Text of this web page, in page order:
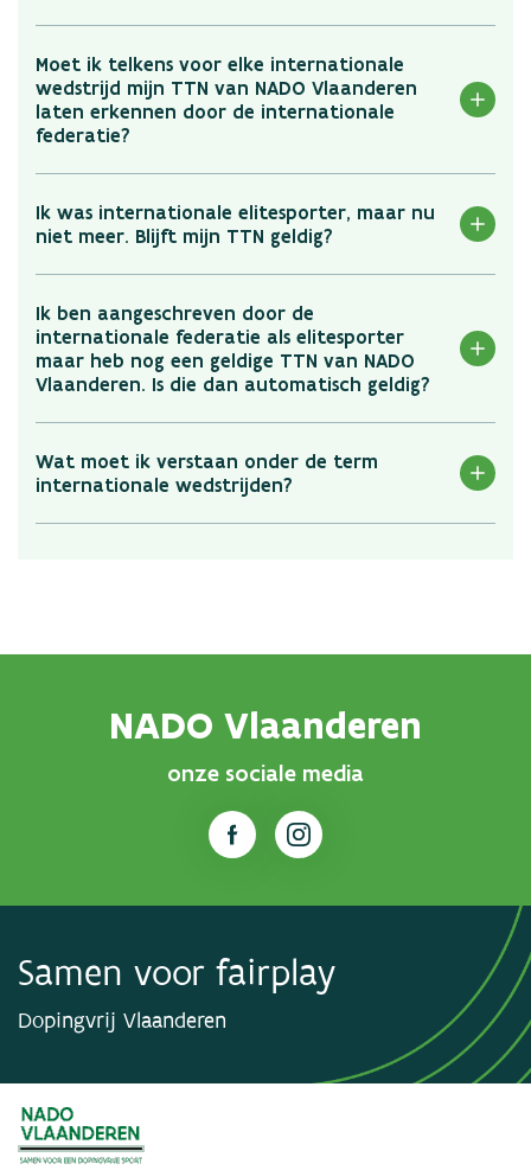
Moet ik telkens voor elke internationale
wedstrijd mijn TTN van NADO Vlaanderen
laten erkennen door de internationale
federatie?
Ik was internationale elitesporter, maar nu
niet meer. Blijft mijn TTN geldig?
Ik ben aangeschreven door de
internationale federatie als elitesporter
maar heb nog een geldige TTN van NADO
Vlaanderen. Is die dan automatisch geldig?
Wat moet ik verstaan onder de term
internationale wedstrijden?
NADO Vlaanderen
onze sociale media
Samen voor fairplay
Dopingvrij Vlaanderen